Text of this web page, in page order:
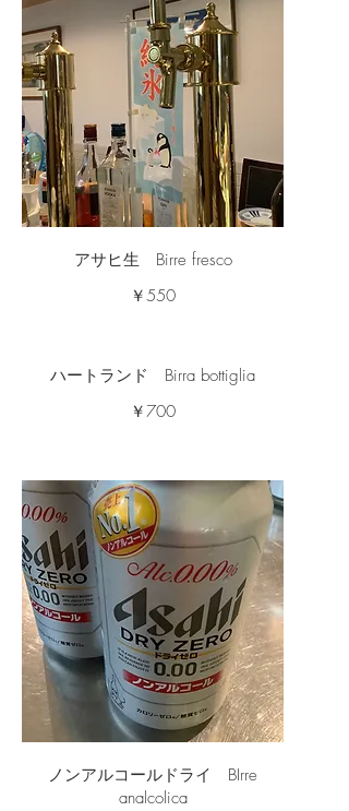
アサヒ生 Birre fresco
￥550
ハートランド Birra bottiglia
￥700
ノンアルコールドライ BIrre
analcolica